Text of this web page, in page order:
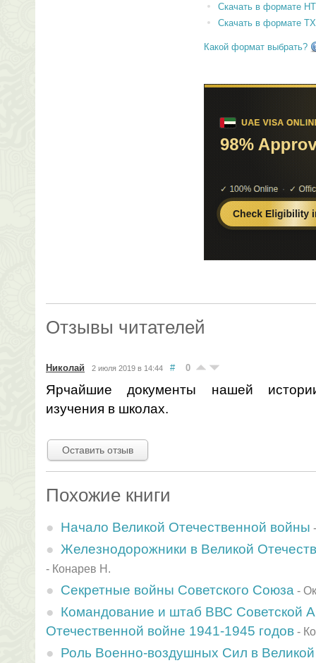
Скачать в формате
Скачать в формате
Какой формат выбрать?
Отзывы читателей
Николай 2 июля 2019 в 14:44 # 0
Ярчайшие документы нашей
изучения в школах.
Оставить отзыв
Похожие книги
Начало Великой Отечественной войны
Железнодорожники в Великой
- Конарев Н.
Секретные войны Советского Союза -
Командование и штаб ВВС Советской
Отечественной войне 1941-1945 годов -
Роль Военно-воздушных Сил в